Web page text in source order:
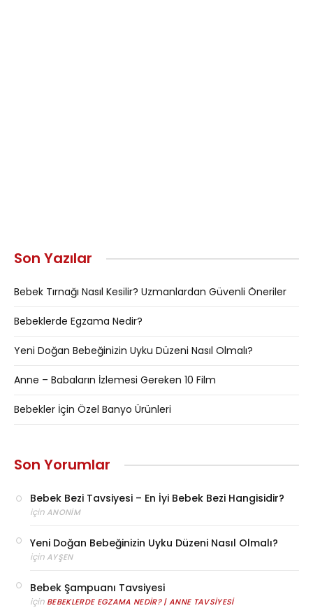
Son Yazılar
Bebek Tırnağı Nasıl Kesilir? Uzmanlardan Güvenli Öneriler
Bebeklerde Egzama Nedir?
Yeni Doğan Bebeğinizin Uyku Düzeni Nasıl Olmalı?
Anne – Babaların İzlemesi Gereken 10 Film
Bebekler İçin Özel Banyo Ürünleri
Son Yorumlar
Bebek Bezi Tavsiyesi – En İyi Bebek Bezi Hangisidir?
için ANONIM
Yeni Doğan Bebeğinizin Uyku Düzeni Nasıl Olmalı?
için AYŞEN
Bebek Şampuanı Tavsiyesi
için BEBEKLERDE EGZAMA NEDIR? | ANNE TAVSIYESI